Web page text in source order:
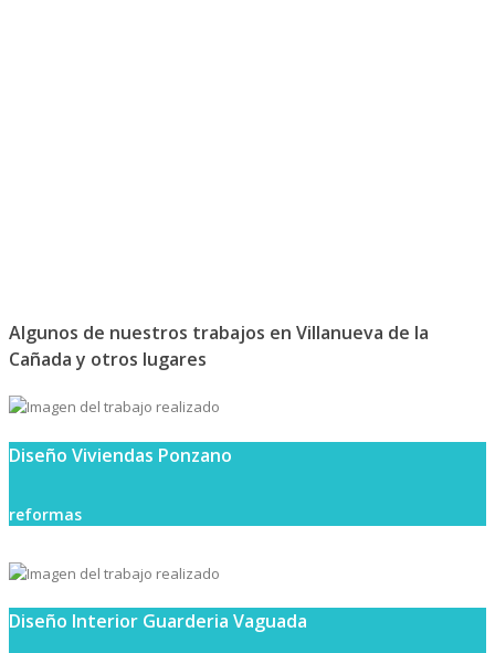
Algunos de nuestros trabajos en Villanueva de la
Cañada y otros lugares
Diseño Viviendas Ponzano
reformas
Diseño Interior Guarderia Vaguada